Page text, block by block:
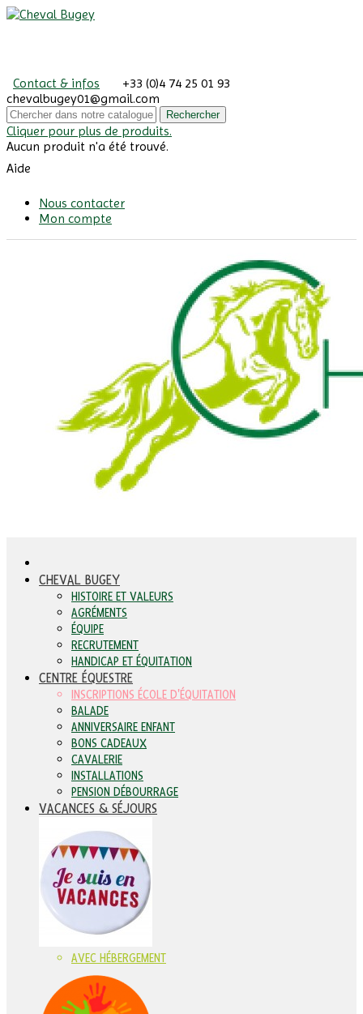
Contact & infos
+33 (0)4 74 25 01 93
chevalbugey01@gmail.com
Rechercher
Cliquer pour plus de produits.
Aucun produit n'a été trouvé.
Aide
Nous contacter
Mon compte
CHEVAL BUGEY
HISTOIRE ET VALEURS
AGRÉMENTS
ÉQUIPE
RECRUTEMENT
HANDICAP ET ÉQUITATION
CENTRE ÉQUESTRE
INSCRIPTIONS ÉCOLE D'ÉQUITATION
BALADE
ANNIVERSAIRE ENFANT
BONS CADEAUX
CAVALERIE
INSTALLATIONS
PENSION DÉBOURRAGE
VACANCES & SÉJOURS
AVEC HÉBERGEMENT